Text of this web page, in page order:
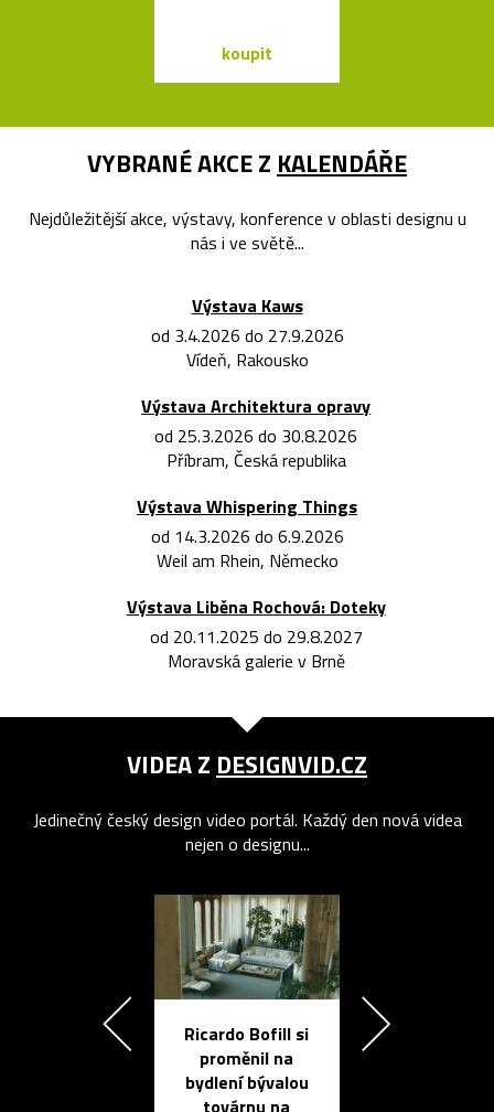
koupit
VYBRANÉ AKCE Z KALENDÁŘE
Nejdůležitější akce, výstavy, konference v oblasti designu u
nás i ve světě...
Výstava Kaws
od 3.4.2026 do 27.9.2026
Vídeň, Rakousko
Výstava Architektura opravy
od 25.3.2026 do 30.8.2026
Příbram, Česká republika
Výstava Whispering Things
od 14.3.2026 do 6.9.2026
Weil am Rhein, Německo
Výstava Liběna Rochová: Doteky
od 20.11.2025 do 29.8.2027
Moravská galerie v Brně
VIDEA Z DESIGNVID.CZ
Jedinečný český design video portál. Každý den nová videa
nejen o designu...
Ricardo Bofill si
proměnil na
bydlení bývalou
továrnu na